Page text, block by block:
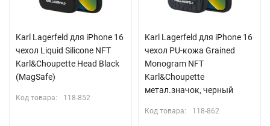
Karl Lagerfeld для iPhone 16
чехол Liquid Silicone NFT
Karl&Choupette Head Black
(MagSafe)
Код товара: 118-852
Karl Lagerfeld для iPhone 16
чехол PU-кожа Grained
Monogram NFT
Karl&Choupette
метал.значок, черный
Код товара: 118-862